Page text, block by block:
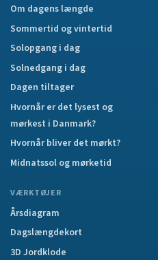
Om dagens længde
Sommertid og vintertid
Solopgang i dag
Solnedgang i dag
Dagen tiltager
Hvornår er det lysest og
mørkest i Danmark?
Hvornår bliver det mørkt?
Midnatssol og mørketid
VÆRKTØJER
Årsdiagram
Dagslængdekort
3D Jordklode